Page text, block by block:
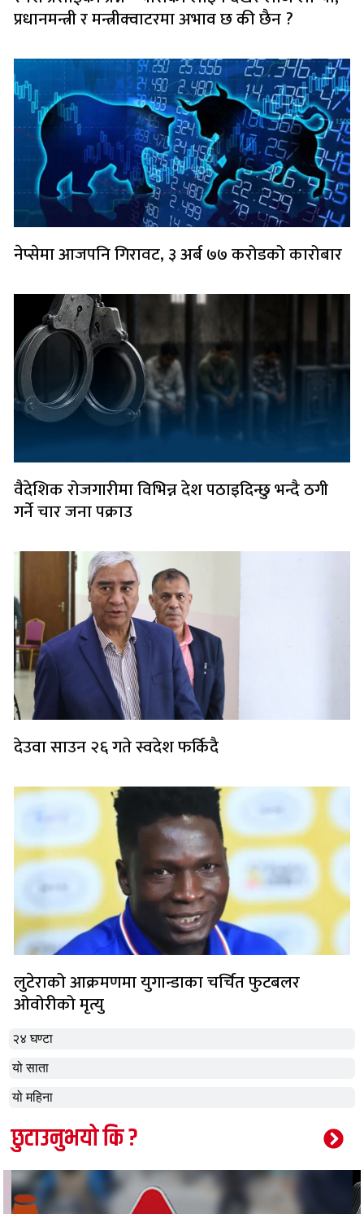
२४ घण्टा
यो साता
यो महिना
प्रधानमन्त्री र मन्त्रीक्वाटरमा अभाव छ की छैन ?
नेप्सेमा आजपनि गिरावट, ३ अर्ब ७७ करोडको कारोबार
वैदेशिक रोजगारीमा विभिन्न देश पठाइदिन्छु भन्दै ठगी
गर्ने चार जना पक्राउ
देउवा साउन २६ गते स्वदेश फर्किदै
लुटेराको आक्रमणमा युगान्डाका चर्चित फुटबलर
ओवोरीको मृत्यु
छुटाउनुभयो कि ?